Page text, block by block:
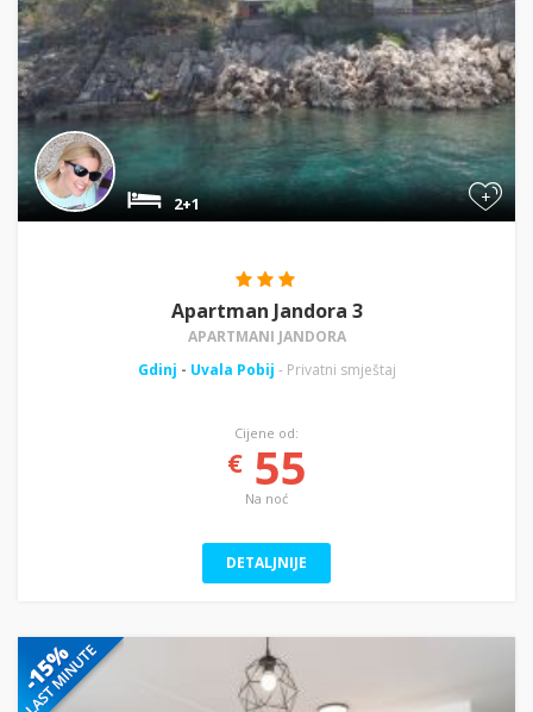
+
2+1
Apartman Jandora 3
APARTMANI JANDORA
Gdinj - Uvala Pobij - Privatni smještaj
Cijene od:
€55
Na noć
DETALJNIJE